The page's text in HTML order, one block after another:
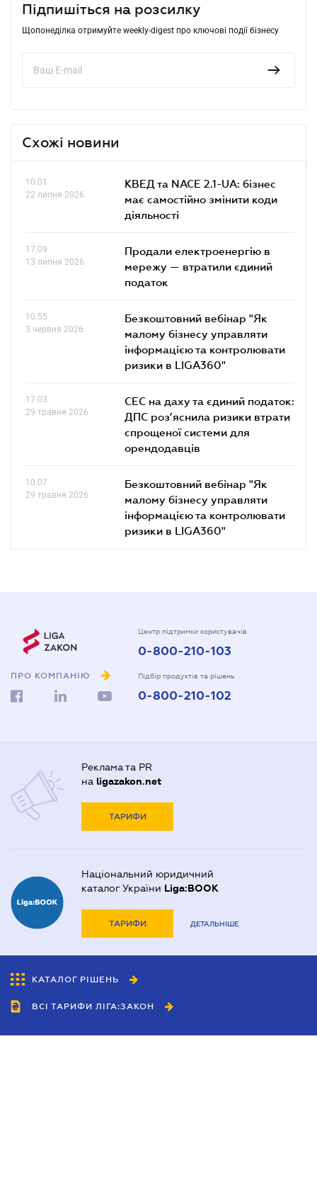
Підпишіться на розсилку
Щопонеділка отримуйте weekly-digest про ключові події бізнесу
Схожі новини
10.01
22 липня 2026
КВЕД та NACE 2.1-UA: бізнес
має самостійно змінити коди
діяльності
17.09
13 липня 2026
Продали електроенергію в
мережу — втратили єдиний
податок
10.55
3 червня 2026
Безкоштовний вебінар "Як
малому бізнесу управляти
інформацією та контролювати
ризики в LIGA360"
17.03
29 травня 2026
СЕС на даху та єдиний податок:
ДПС роз’яснила ризики втрати
спрощеної системи для
орендодавців
10.07
29 травня 2026
Безкоштовний вебінар "Як
малому бізнесу управляти
інформацією та контролювати
ризики в LIGA360"
ПРО КОМПАНІЮ
Центр підтримки користувачів
0-800-210-103
Підбір продуктів та рішень
0-800-210-102
Реклама та PR
на ligazakon.net
ТАРИФИ
Національний юридичний
каталог України Liga:BOOK
ТАРИФИ ДЕТАЛЬНІШЕ
КАТАЛОГ РІШЕНЬ
ВСІ ТАРИФИ ЛІГА:ЗАКОН